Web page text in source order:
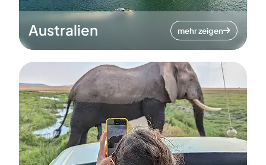
Australien mehr zeigen